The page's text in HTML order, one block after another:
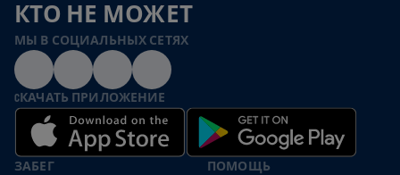
КТО НЕ МОЖЕТ
МЫ В СОЦИАЛЬНЫХ СЕТЯХ
CКАЧАТЬ ПРИЛОЖЕНИЕ
ЗАБЕГ ПОМОЩЬ